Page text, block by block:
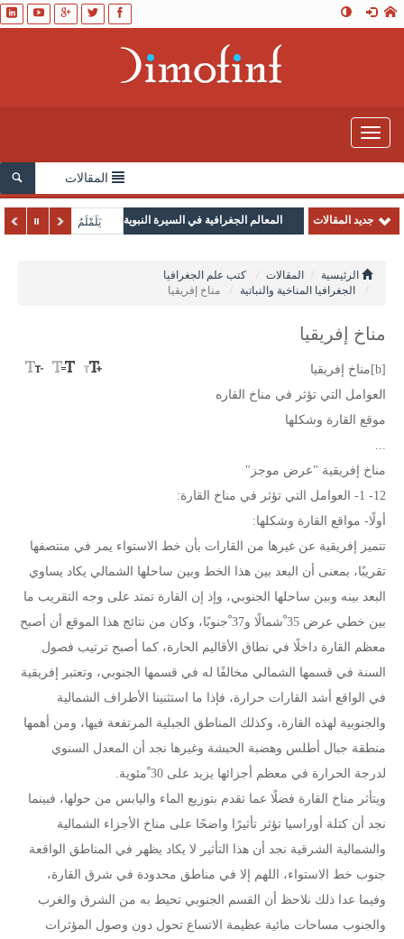
Toggle
navigation
المقالات
جديد المقالات المعالم الجغرافية في السيرة النبوية يَلَمْلَمُ
الرئيسية المقالات
كتب علم الجغرافيا
الجغرافيا المناخية والنباتية
مناخ إفريقيا
مناخ إفريقيا
[b]مناخ إفريقيا
العوامل التي تؤثر في مناخ القاره
موقع القارة وشكلها
...
مناخ إفريقية "عرض موجز"
12- 1- العوامل التي تؤثر في مناخ القارة:
أولًا- مواقع القارة وشكلها:
تتميز إفريقية عن غيرها من القارات بأن خط الاستواء يمر في منتصفها
تقريبًا، بمعنى أن البعد بين هذا الخط وبين ساحلها الشمالي يكاد يساوي
البعد بينه وبين ساحلها الجنوبي، وإذ إن القارة تمتد على وجه التقريب ما
بين خطي عرض 35 ْشمالًا و37 ْجنوبًا، وكان من نتائج هذا الموقع أن أصبح
معظم القارة داخلًا في نطاق الأقاليم الحارة، كما أصبح ترتيب فصول
السنة في قسمها الشمالي مخالفًا له في قسمها الجنوبي، وتعتبر إفريقية
في الواقع أشد القارات حرارة، فإذا ما استثنينا الأطراف الشمالية
والجنوبية لهذه القارة، وكذلك المناطق الجبلية المرتفعة فيها، ومن أهمها
منطقة جبال أطلس وهضبة الحبشة وغيرها نجد أن المعدل السنوي
لدرجة الحرارة في معظم أجزائها يزيد على 30 ْمئوية.
ويتأثر مناخ القارة فضلًا عما تقدم بتوزيع الماء واليابس من حولها، فبينما
نجد أن كتلة أوراسيا تؤثر تأثيرًا واضحًا على مناخ الأجزاء الشمالية
والشمالية الشرقية نجد أن هذا التأثير لا يكاد يظهر في المناطق الواقعة
جنوب خط الاستواء، اللهم إلا في مناطق محدودة في شرق القارة،
وفيما عدا ذلك نلاحظ أن القسم الجنوبي تحيط به من الشرق والغرب
والجنوب مساحات مائية عظيمة الاتساع تحول دون وصول المؤثرات